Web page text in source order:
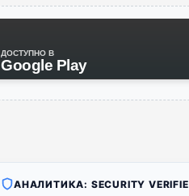
ДОСТУПНО В
Google Play
АНАЛИТИКА: SECURITY